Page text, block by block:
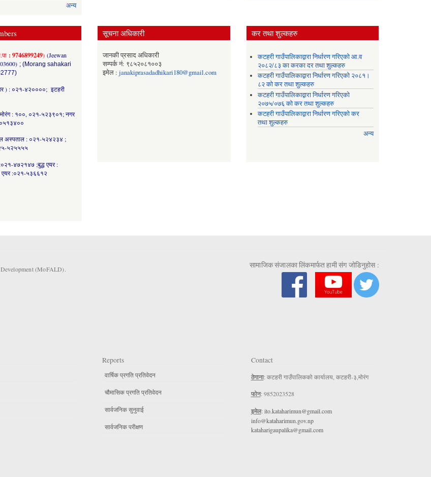
अन्य
: 9746899249)(Jeewan
; (Morang sahakari
) : ०२१-४२००००; इटहरी
मोरंग : १००, ०२१-५२३९०१; नगर
अस्पताल : ०२१-५२४२३४ ;
५२५५५५
४७२१४७ ;बुद्ध एयर :
:०२१-५३६६१२
सूचना अधिकारी
जानकी प्रसाद अधिकारी
सम्पर्क नं: ९८५२०८१००३
इमेल : janakiprasadadhikari180@gmail.com
कर तथा शुल्कहरु
कटहरी गाउँपालिकाद्वारा निर्धारण गरिएको आ.व
२०८२/८३ का करका दर तथा शुल्कहरु
कटहरी गाउँपालिकाद्वारा निर्धारण गरिएको २०८१।
८२ को कर तथा शुल्कहरु
कटहरी गाउँपालिकाद्वारा निर्धारण गरिएको
२०७५/०७६ को कर तथा शुल्कहरु
कटहरी गाउँपालिकाद्वारा निर्धारण गरिएको कर
तथा शुल्कहरु
अन्य
(MoFALD). सामाजिक संजालका लिंकमार्फत हामी संग जोडिनुहोस :
Reports
वार्षिक प्रगति प्रतिवेदन
चौमासिक प्रगति प्रतिवेदन
सार्वजनिक सुनुवाई
सार्वजनिक परीक्षण
Contact
ठेगाना: कटहरी गाउँपालिकको कार्यालय, कटहरी-३,मोरंग
फोन: 9852023528
इमेल: ito.kataharimun@gmail.com
info@kataharimun.gov.np
kataharigaupalika@gmail.com